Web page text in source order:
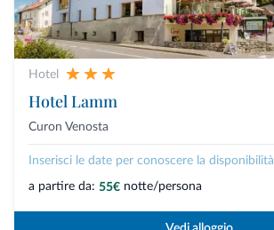
Hotel
Hotel Lamm
Curon Venosta
Inserisci le date per conoscere la disponibilità
a partire da: 55€ notte/persona